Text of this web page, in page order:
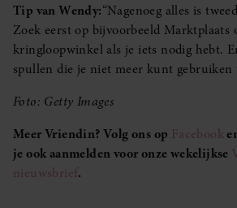
Tip van Wendy:“Nagenoeg alles is
Zoek eerst op bijvoorbeeld Marktplaats
kringloopwinkel als je iets nodig hebt.
spullen die je niet meer kunt gebruiken
Foto: Getty Images
Meer Vriendin? Volg ons op Facebook
je ook aanmelden voor onze wekelijkse
nieuwsbrief.